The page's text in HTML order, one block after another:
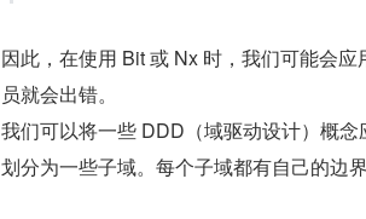
因此，在使用 Bit 或 Nx 时，我们可能会
员就会出错。
我们可以将一些 DDD（域驱动设计）概
划分为一些子域。每个子域都有自己的边